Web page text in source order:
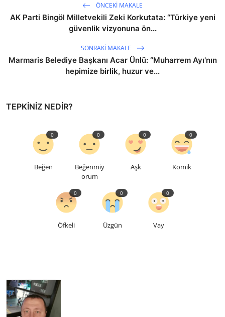
ÖNCEKI MAKALE
AK Parti Bingöl Milletvekili Zeki Korkutata: “Türkiye yeni
güvenlik vizyonuna ön...
SONRAKI MAKALE
Marmaris Belediye Başkanı Acar Ünlü: “Muharrem Ayı'nın
hepimize birlik, huzur ve...
TEPKINIZ NEDIR?
Beğen
0
Beğenmiy
orum
0
Aşk
0
Komik
0
Öfkeli
0
Üzgün
0
Vay
0